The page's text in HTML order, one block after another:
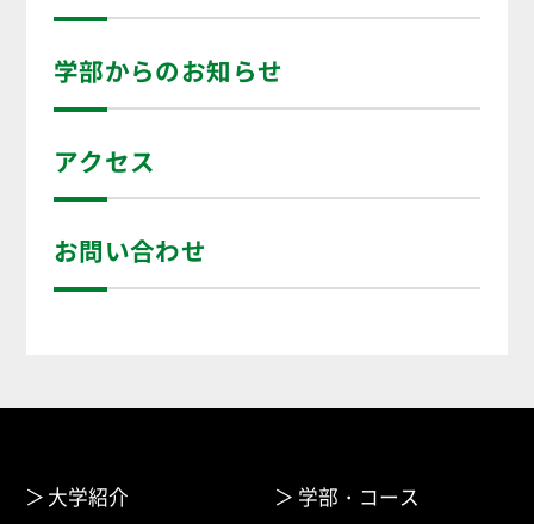
学部からのお知らせ
アクセス
お問い合わせ
大学紹介
学部・コース